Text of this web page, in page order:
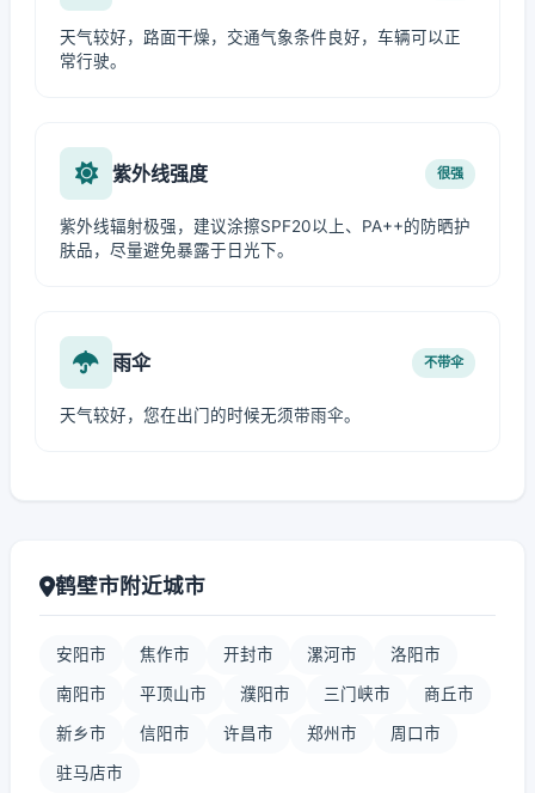
天气较好，路面干燥，交通气象条件良好，车辆可以正
常行驶。
紫外线强度 很强
紫外线辐射极强，建议涂擦SPF20以上、PA++的防晒护
肤品，尽量避免暴露于日光下。
雨伞 不带伞
天气较好，您在出门的时候无须带雨伞。
鹤壁市附近城市
安阳市 焦作市 开封市 漯河市 洛阳市
南阳市 平顶山市 濮阳市 三门峡市 商丘市
新乡市 信阳市 许昌市 郑州市 周口市
驻马店市